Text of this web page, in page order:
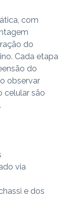
com
do
Cada etapa
do
observar
celular são
via
e dos